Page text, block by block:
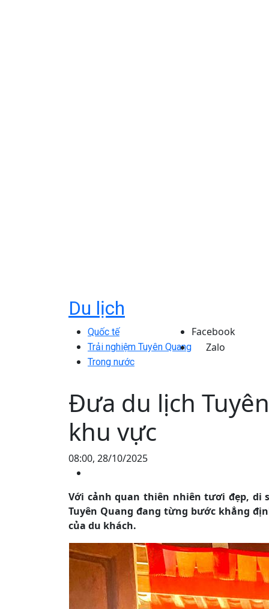
Du lịch
Quốc tế
Trải nghiệm Tuyên Quang
Trong nước
Facebook
Zalo
Đưa du lịch
khu vực
08:00, 28/10/2025
Với cảnh quan thiên nhiên tươi đẹp, di
Tuyên Quang đang từng bước khẳng
của du khách.